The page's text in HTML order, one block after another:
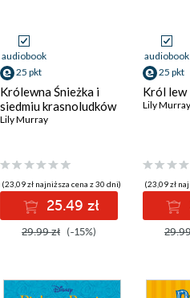
audiobook
25 pkt
Królewna Śnieżka i
siedmiu krasnoludków
Lily Murray
(23,09 zł najniższa cena z 30 dni)
25.49 zł
29.99 zł (-15%)
audiobook
25 pkt
Król lew
Lily Murray
(23,09 zł